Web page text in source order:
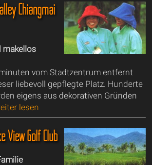
Chiangmai
makellos
vom Stadtzentrum entfernt
liebevoll gepflegte Platz. Hunderte
eigens aus dekorativen Gründen
lesen
View Golf Club